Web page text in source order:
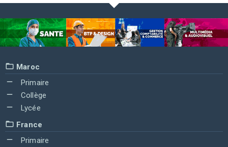
Maroc
Primaire
Collège
Lycée
France
Primaire